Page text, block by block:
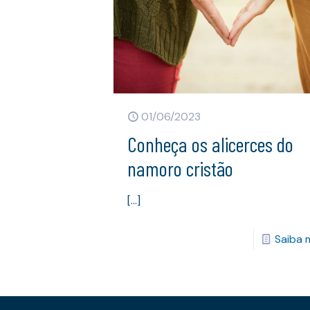
01/06/2023
Conheça os alicerces do
namoro cristão
[…]
Saiba